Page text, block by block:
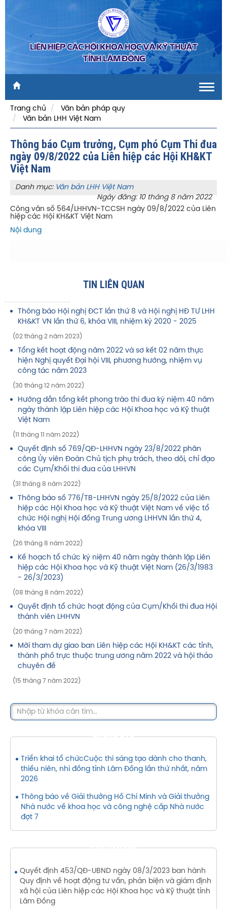
LIÊN HIỆP CÁC HỘI KHOA HỌC VÀ KỸ THUẬT
TỈNH LÂM ĐỒNG
Trang chủ
Văn bản pháp quy
Văn bản LHH Việt Nam
Thông báo Cụm trưởng, Cụm phó Cụm Thi đua
ngày 09/8/2022 của Liên hiệp các Hội KH&KT
Việt Nam
Danh mục: Văn bản LHH Việt Nam
Ngày đăng: 10 tháng 8 năm 2022
Công văn số 564/LHHVN-TCCSH ngày 09/8/2022 của Liên
hiệp các Hội KH&KT Việt Nam
Nội dung
TIN LIÊN QUAN
Thông báo Hội nghị ĐCT lần thứ 8 và Hội nghị HĐ TƯ LHH
KH&KT VN lần thứ 6, khóa VIII, nhiệm kỳ 2020 - 2025
(02 tháng 2 năm 2023)
Tổng kết hoạt động năm 2022 và sơ kết 02 năm thực
hiện Nghị quyết Đại hội VIII, phương hướng, nhiệm vụ
công tác năm 2023
(30 tháng 12 năm 2022)
Hướng dẫn tổng kết phong trào thi đua kỷ niệm 40 năm
ngày thành lập Liên hiệp các Hội Khoa học và Kỹ thuật
Việt Nam
(11 tháng 11 năm 2022)
Quyết định số 769/QĐ-LHHVN ngày 23/8/2022 phân
công Ủy viên Đoàn Chủ tịch phụ trách, theo dõi, chỉ đạo
các Cụm/Khối thi đua của LHHVN
(31 tháng 8 năm 2022)
Thông báo số 776/TB-LHHVN ngày 25/8/2022 của Liên
hiệp các Hội Khoa học và Kỹ thuật Việt Nam về việc tổ
chức Hội nghị Hội đồng Trung ương LHHVN lần thứ 4,
khóa VIII
(26 tháng 8 năm 2022)
Kế hoạch tổ chức kỷ niệm 40 năm ngày thành lập Liên
hiệp các Hội Khoa học và Kỹ thuật Việt Nam (26/3/1983
- 26/3/2023)
(08 tháng 8 năm 2022)
Quyết định tổ chức hoạt động của Cụm/Khối thi đua Hội
thành viên LHHVN
(20 tháng 7 năm 2022)
Mời tham dự giao ban Liên hiệp các Hội KH&KT các tỉnh,
thành phố trực thuộc trung ương năm 2022 và hội thảo
chuyên đề
(15 tháng 7 năm 2022)
THÔNG BÁO
Triển khai tổ chứcCuộc thi sáng tạo dành cho thanh,
thiếu niên, nhi đồng tỉnh Lâm Đồng lần thứ nhất, năm
2026
Thông báo về Giải thưởng Hồ Chí Minh và Giải thưởng
Nhà nước về khoa học và công nghệ cấp Nhà nước
đợt 7
VĂN BẢN MỚI
Quyết định 453/QĐ-UBND ngày 08/3/2023 ban hành
Quy định về hoạt động tư vấn, phản biện và giám định
xã hội của Liên hiệp các Hội Khoa học và Kỹ thuật tỉnh
Lâm Đồng